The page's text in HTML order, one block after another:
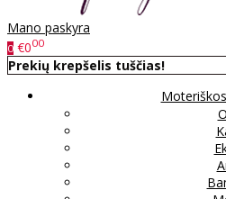
Mano paskyra
0 €000
Prekių krepšelis tuščias!